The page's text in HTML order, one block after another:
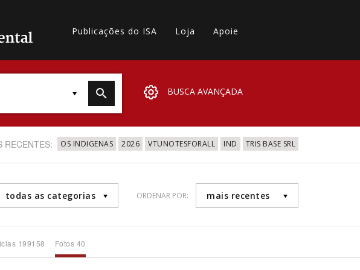
Publicações do ISA Loja Apoie
BUSCA AVANÇADA
RECENTES: OS INDIGENAS 2026 VTUNOTESFORALL IND TRIS BASE SRL
todas as categorias ORDENAR POR: mais recentes
199158 Fotos 40